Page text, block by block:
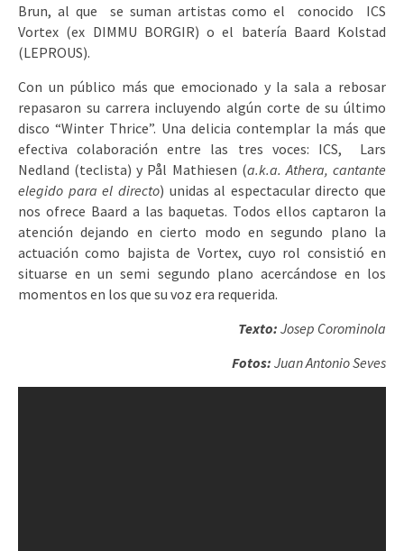
Brun, al que se suman artistas como el conocido ICS
Vortex (ex DIMMU BORGIR) o el batería Baard Kolstad
(LEPROUS).
Con un público más que emocionado y la sala a rebosar
repasaron su carrera incluyendo algún corte de su último
disco “Winter Thrice”. Una delicia contemplar la más que
efectiva colaboración entre las tres voces: ICS, Lars
Nedland (teclista) y Pål Mathiesen (a.k.a. Athera, cantante
elegido para el directo) unidas al espectacular directo que
nos ofrece Baard a las baquetas. Todos ellos captaron la
atención dejando en cierto modo en segundo plano la
actuación como bajista de Vortex, cuyo rol consistió en
situarse en un semi segundo plano acercándose en los
momentos en los que su voz era requerida.
Texto: Josep Corominola
Fotos: Juan Antonio Seves